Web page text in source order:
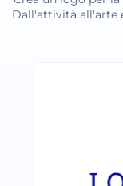
Dall'attività all'arte